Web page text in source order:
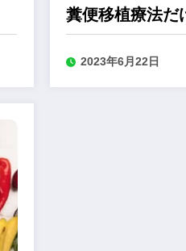
糞便移植療法だ
ィクス」が有効
2023年6月22日